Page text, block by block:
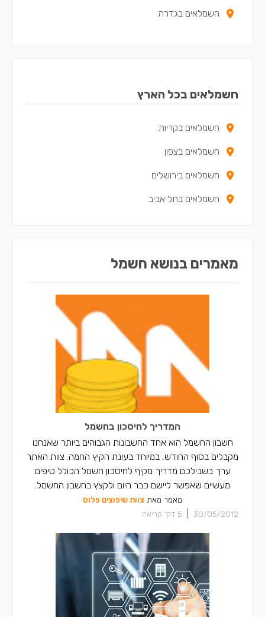
חשמלאים בגדרה
חשמלאים בשדרות
חשמלאים בגן יבנה
חשמלאים בבאר יעקב
חשמלאים בקריית עקרון
חשמלאים במזכרת בתיה
חשמלאים בכל הארץ
חשמלאים בקריות
חשמלאים בצפון
חשמלאים בירושלים
חשמלאים בתל אביב
מאמרים בנושא חשמל
המדריך לחיסכון בחשמל
חשבון החשמל הוא אחד החשבונות הגבוהים ביותר שאנחנו
מקבלים בסוף החודש, במיוחד בעונת הקיץ החמה. צוות האתר
ערך בשבילכם מדריך מקיף לחיסכון חשמל הכולל טיפים
מעשיים שאפשר ליישם כבר היום ולקצץ בחשבון החשמל.
מאמר מאת צוות שיפוצים פלוס
30/05/2012
5 דק' קריאה